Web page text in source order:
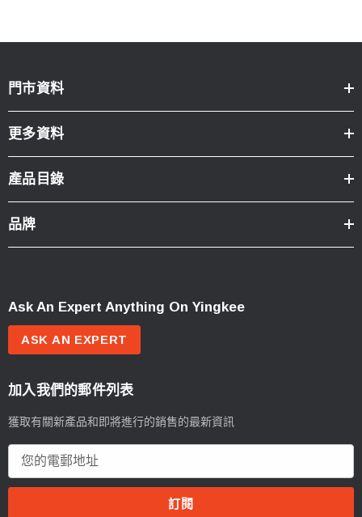
門市資料
更多資料
產品目錄
品牌
Ask An Expert Anything On Yingkee
ASK AN EXPERT
加入我們的郵件列表
獲取有關新產品和即將進行的銷售的最新資訊
郵